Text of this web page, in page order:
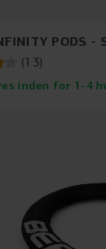
PODS -
(13)
inden for 1-4